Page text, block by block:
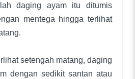
daging ayam itu ditumis
mentega hingga terlihat
setengah matang, daging
dengan sedikit santan atau